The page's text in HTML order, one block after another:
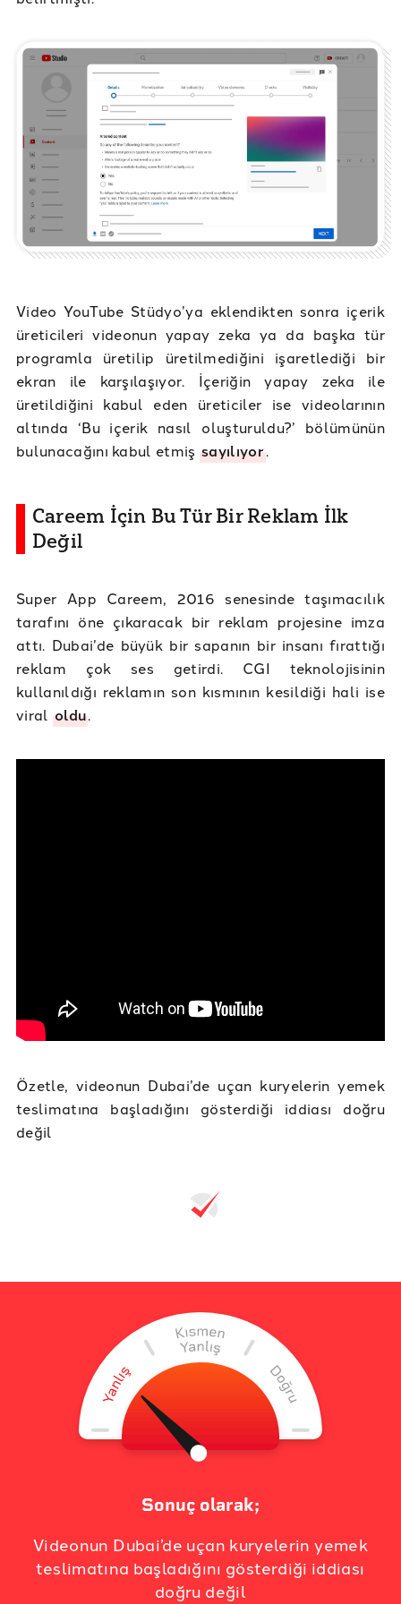
Video YouTube Stüdyo’ya eklendikten sonra içerik
üreticileri videonun yapay zeka ya da başka tür
programla üretilip üretilmediğini işaretlediği bir
ekran ile karşılaşıyor. İçeriğin yapay zeka ile
üretildiğini kabul eden üreticiler ise videolarının
altında ‘Bu içerik nasıl oluşturuldu?’ bölümünün
bulunacağını kabul etmişsayılıyor.
Careem İçin Bu Tür Bir Reklam İlk
Değil
Super App Careem, 2016 senesinde taşımacılık
tarafını öne çıkaracak bir reklam projesine imza
attı. Dubai’de büyük bir sapanın bir insanı fırattığı
reklam çok ses getirdi. CGI teknolojisinin
kullanıldığı reklamın son kısmının kesildiği hali ise
viral oldu.
Özetle, videonun Dubai’de uçan kuryelerin yemek
teslimatına başladığını gösterdiği iddiası doğru
değil
Sonuç olarak;
Videonun Dubai’de uçan kuryelerin yemek
teslimatına başladığını gösterdiği iddiası
doğru değil